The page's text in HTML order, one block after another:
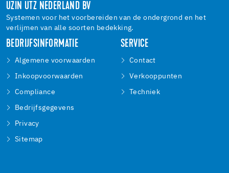
UZIN UTZ NEDERLAND BV
Systemen voor het voorbereiden van de ondergrond en het
verlijmen van alle soorten bedekking.
BEDRIJFSINFORMATIE
Algemene voorwaarden
Inkoopvoorwaarden
Compliance
Bedrijfsgegevens
Privacy
Sitemap
SERVICE
Contact
Verkooppunten
Techniek